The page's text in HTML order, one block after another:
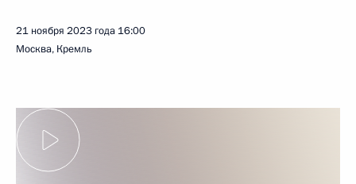
21 ноября 2023 года 16:00
Москва, Кремль